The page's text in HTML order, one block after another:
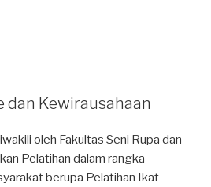
dan Kewirausahaan
oleh Fakultas Seni Rupa dan
Pelatihan dalam rangka
berupa Pelatihan Ikat